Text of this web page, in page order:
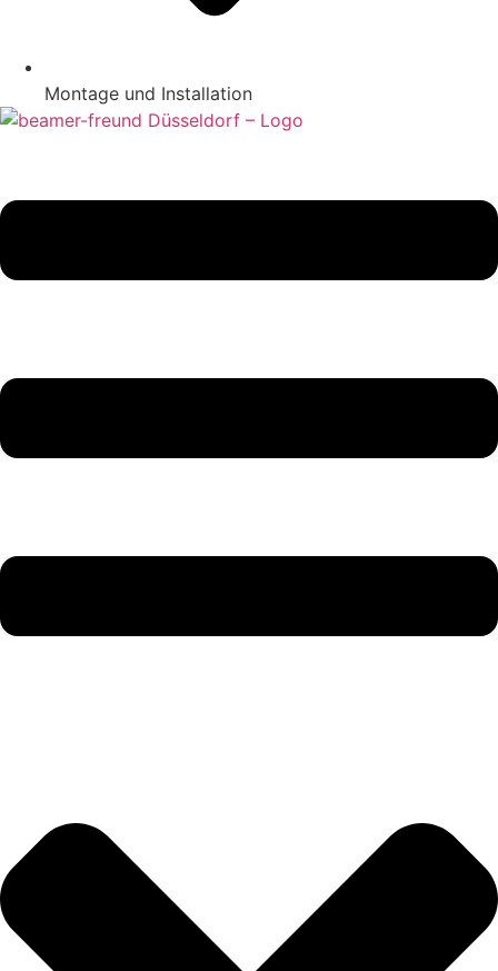
Montage und Installation